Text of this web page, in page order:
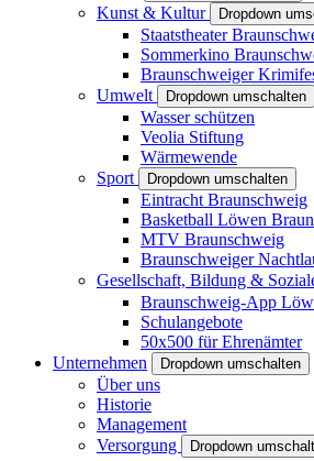
Kunst & Kultur Dropdown
Staatstheater
Sommerkino
Braunschweiger
Umwelt
Dropdown umschalten
Wasser schützen
Veolia Stiftung
Wärmewende
Sport
Dropdown umschalten
Eintracht Braunschweig
Basketball Löwen
MTV Braunschweig
Braunschweiger
Gesellschaft, Bildung &
Braunschweig-App
Schulangebote
50x500 für Ehrenämter
Unternehmen
Dropdown umschalten
Über uns
Historie
Management
Versorgung
Dropdown